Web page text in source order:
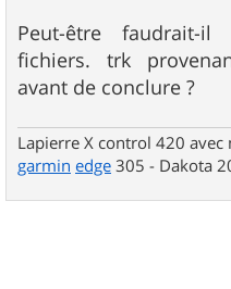
Peut-être faudrait-il
fichiers. trk
avant de conclure ?
Lapierre X control 420
garmin edge 305 - Dakota